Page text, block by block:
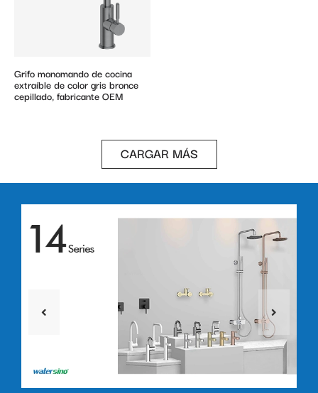
Grifo monomando de cocina
extraíble de color gris bronce
cepillado, fabricante OEM
CARGAR MÁS